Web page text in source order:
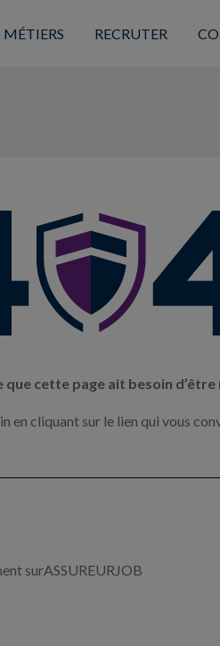
MÉTIERS RECRUTER
que cette page ait besoin
en cliquant sur le lien qui vous
surASSUREURJOB